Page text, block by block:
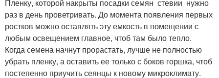
Пленку, которой накрыты посадки семян стевии нужно
раз в день проветривать. До момента появления первых
ростков можно оставлять эту емкость в помещении с
любым освещением главное, чтоб там было тепло.
Когда семена начнут прорастать, лучше не полностью
убрать пленку, а оставить ее только с боков горшка, чтоб
постепенно приучить сеянцы к новому микроклимату.